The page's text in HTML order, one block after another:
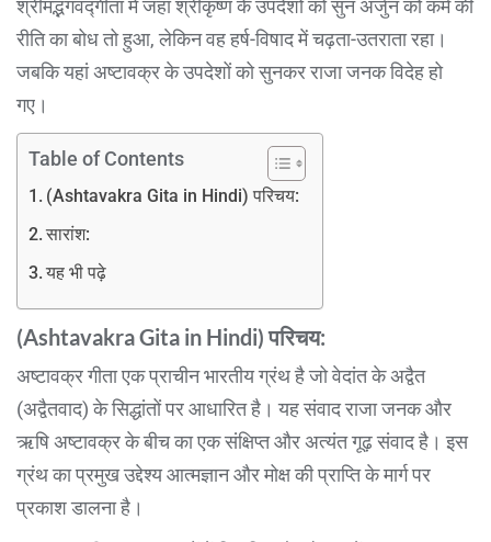
श्रीमद्भगवद्गीता में जहां श्रीकृष्ण के उपदेशों को सुन अर्जुन को कर्म की
रीति का बोध तो हुआ, लेकिन वह हर्ष-विषाद में चढ़ता-उतराता रहा।
जबकि यहां अष्टावक्र के उपदेशों को सुनकर राजा जनक विदेह हो
गए।
Table of Contents
(Ashtavakra Gita in Hindi) परिचय:
सारांश:
यह भी पढ़े
(Ashtavakra Gita in Hindi) परिचय:
अष्टावक्र गीता एक प्राचीन भारतीय ग्रंथ है जो वेदांत के अद्वैत
(अद्वैतवाद) के सिद्धांतों पर आधारित है। यह संवाद राजा जनक और
ऋषि अष्टावक्र के बीच का एक संक्षिप्त और अत्यंत गूढ़ संवाद है। इस
ग्रंथ का प्रमुख उद्देश्य आत्मज्ञान और मोक्ष की प्राप्ति के मार्ग पर
प्रकाश डालना है।